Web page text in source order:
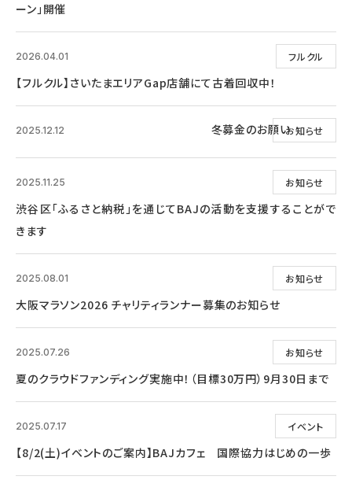
ーン」開催
フルクル
2026.04.01
【フルクル】さいたまエリアGap店舗にて古着回収中！
お知らせ
2025.12.12 冬募金のお願い
お知らせ
2025.11.25
渋谷区「ふるさと納税」を通じてBAJの活動を支援することがで
きます
お知らせ
2025.08.01
大阪マラソン2026 チャリティランナー募集のお知らせ
お知らせ
2025.07.26
夏のクラウドファンディング実施中！（目標30万円）9月30日まで
イベント
2025.07.17
【8/2(土)イベントのご案内】BAJカフェ 国際協力はじめの一歩